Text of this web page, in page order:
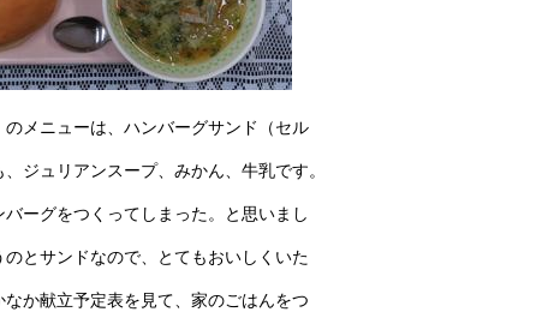
のメニューは、ハンバーグサンド（セル
ジュリアンスープ、みかん、牛乳です。
ーグをつくってしまった。と思いまし
のとサンドなので、とてもおいしくいた
なか献立予定表を見て、家のごはんをつ